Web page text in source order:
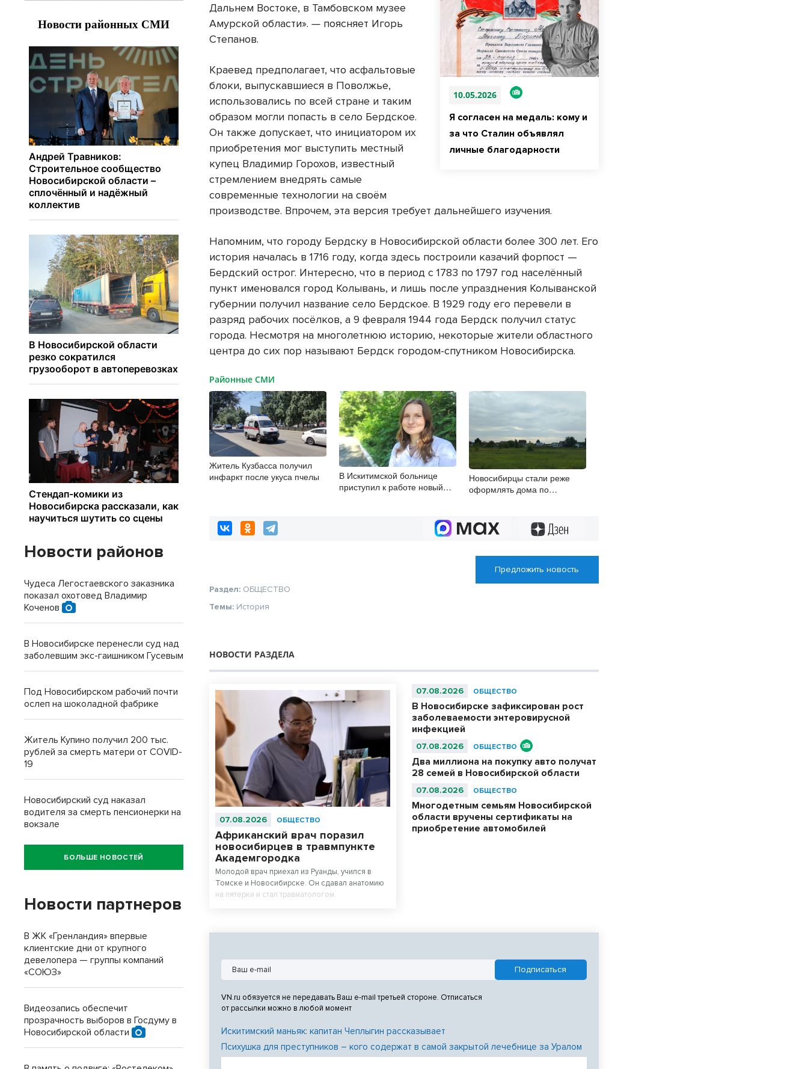
10.05.2026
Я согласен на медаль: кому и
за что Сталин объявлял
личные благодарности
Дальнем Востоке, в Тамбовском музее
Амурской области».— поясняет Игорь
Степанов.
Краевед предполагает, что асфальтовые
блоки, выпускавшиеся в Поволжье,
использовались по всей стране и таким
образом могли попасть в село Бердское.
Он также допускает, что инициатором их
приобретения мог выступить местный
купец Владимир Горохов, известный
стремлением внедрять самые
современные технологии на своём
производстве. Впрочем, эта версия требует дальнейшего изучения.
Напомним, что городу Бердску в Новосибирской области более 300 лет. Его
история началась в 1716 году, когда здесь построили казачий форпост —
Бердский острог. Интересно, что в период с 1783 по 1797 год населённый
пункт именовался город Колывань, и лишь после упразднения Колыванской
губернии получил название село Бердское. В 1929 году его перевели в
разряд рабочих посёлков, а 9 февраля 1944 года Бердск получил статус
города. Несмотря на многолетнюю историю, некоторые жители областного
центра до сих пор называют Бердск городом-спутником Новосибирска.
Районные СМИ
Житель Кузбасса получил
инфаркт после укуса пчелы
В Искитимской больнице
приступил к работе новый
Новосибирцы стали реже
оформлять дома по
Предложить новость
Раздел: ОБЩЕСТВО
Темы: История
НОВОСТИ РАЗДЕЛА
07.08.2026 ОБЩЕСТВО
Африканский врач поразил
новосибирцев в травмпункте
Академгородка
Молодой врач приехал из Руанды, учился в
Томске и Новосибирске. Он сдавал анатомию
на пятерки и стал травматологом.
07.08.2026 ОБЩЕСТВО
В Новосибирске зафиксирован рост
заболеваемости энтеровирусной
инфекцией
07.08.2026 ОБЩЕСТВО
Два миллиона на покупку авто получат
28 семей в Новосибирской области
07.08.2026 ОБЩЕСТВО
Многодетным семьям Новосибирской
области вручены сертификаты на
приобретение автомобилей
VN.ru обязуется не передавать Ваш e-mail третьей стороне. Отписаться
от рассылки можно в любой момент
Искитимский маньяк: капитан Чеплыгин рассказывает
Психушка для преступников – кого содержат в самой закрытой лечебнице за Уралом
Новости районов
Чудеса Легостаевского заказника
показал охотовед Владимир
Коченов
В Новосибирске перенесли суд над
заболевшим экс-гаишником Гусевым
Под Новосибирском рабочий почти
ослеп на шоколадной фабрике
Житель Купино получил 200 тыс.
рублей за смерть матери от COVID-
19
Новосибирский суд наказал
водителя за смерть пенсионерки на
вокзале
БОЛЬШЕ НОВОСТЕЙ
Новости партнеров
В ЖК «Гренландия» впервые
клиентские дни от крупного
девелопера — группы компаний
«СОЮЗ»
Видеозапись обеспечит
прозрачность выборов в Госдуму в
Новосибирской области